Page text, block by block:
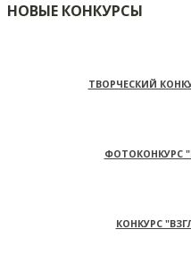
НОВЫЕ КОНКУРСЫ
ТВОРЧЕСКИЙ
ФОТОКОНКУРС
КОНКУРС